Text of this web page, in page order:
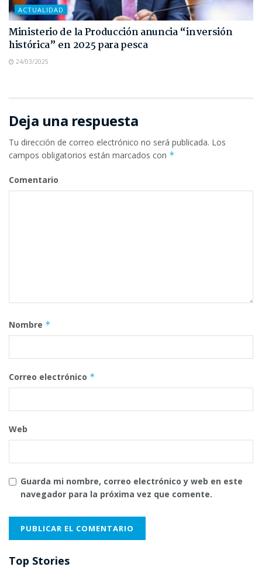
ACTUALIDAD
Ministerio de la Producción anuncia “inversión
histórica” en 2025 para pesca
24/03/2025
Deja una respuesta
Tu dirección de correo electrónico no será publicada. Los
campos obligatorios están marcados con *
Comentario
Nombre *
Correo electrónico *
Web
Guarda mi nombre, correo electrónico y web en este
navegador para la próxima vez que comente.
Top Stories